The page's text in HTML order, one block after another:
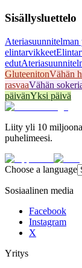
Sisällysluettelo
Ateriasuunnitelman
elintarvikkeet
edut
GluteenitonVähän
rasvaaVähän
päivänYksi päivä
Liity yli 10
puhelimeesi.
Choose a language
Sosiaalinen media
Facebook
Instagram
X
Yritys